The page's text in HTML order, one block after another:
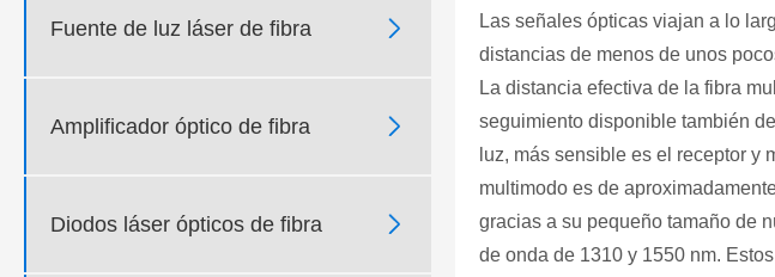
Fuente de luz láser de fibra 
Amplificador óptico de fibra 
Diodos láser ópticos de fibra 
Las señales ópticas viajan a lo
distancias de menos de unos
La distancia efectiva de la fibra
seguimiento disponible también
luz, más sensible es el receptor
multimodo es de
gracias a su pequeño tamaño de
de onda de 1310 y 1550 nm.